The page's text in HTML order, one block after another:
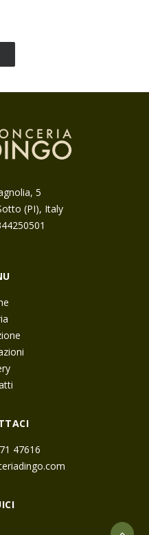
5
(PI), Italy
47616